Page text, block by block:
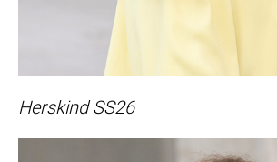
Herskind SS26